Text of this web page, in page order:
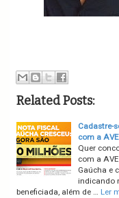
Related Posts:
Cadastre-
com a
Quer
com a
Gaúcha e
indicando
beneficiada, além de … Ler